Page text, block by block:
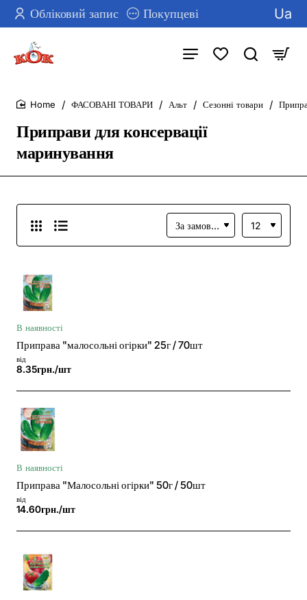
Обліковий запис Покупцеві Ua
Приправи для консервації
маринування
ФАСОВАНІ ТОВАРИ Альт Сезонні товари
В наявності
Приправа "малосольні огірки" 25г / 70шт
від
8.35грн./шт
В наявності
Приправа "Малосольні огірки" 50г / 50шт
від
14.60грн./шт